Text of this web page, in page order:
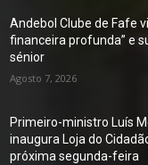
Andebol Clube de Fafe
financeira profunda” e
sénior
Agosto 7, 2026
Primeiro-ministro Luís
inaugura Loja do
próxima segunda-feira